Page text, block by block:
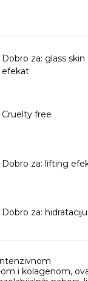
Dobro za: glass skin
efekat
Cruelty free
Dobro za: lifting
Dobro za: hidrataciju
i kolagenom,